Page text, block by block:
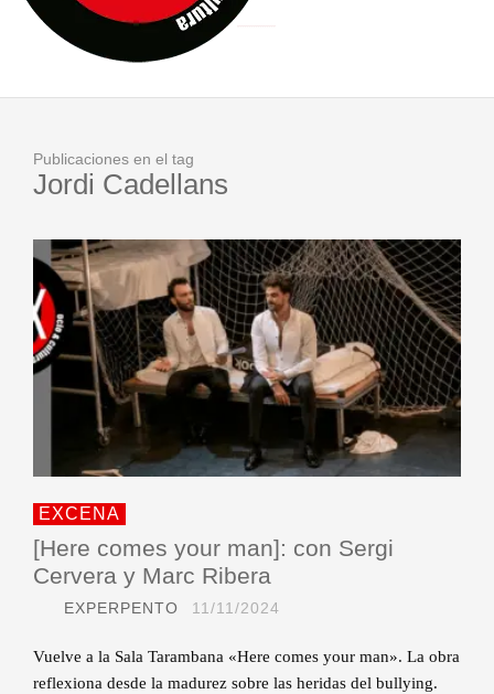
JOFRE BARDAGÍ EN EXVITA INTERPRETANDO A SERRAT
Publicaciones en el tag
Jordi Cadellans
EXCENA
[Here comes your man]: con Sergi
Cervera y Marc Ribera
EXPERPENTO 11/11/2024
Vuelve a la Sala Tarambana «Here comes your man». La obra
reflexiona desde la madurez sobre las heridas del bullying.